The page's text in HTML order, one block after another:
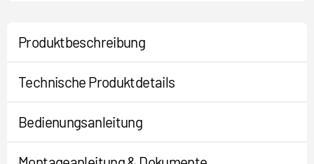
Produktbeschreibung
Technische Produktdetails
Bedienungsanleitung